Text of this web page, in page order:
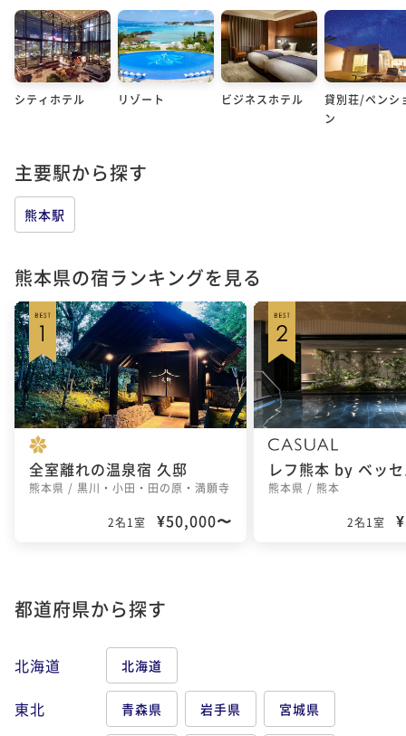
シティホテル リゾート ビジネスホテル
貸別荘/ペンシ
ン
主要駅から探す
熊本駅
熊本県の宿ランキングを見る
全室離れの温泉宿 久邸
熊本県 / 黒川・小田・田の原・満願寺
2名1室 ¥50,000〜
熊本県 / 熊本
2名1室
都道府県から探す
北海道 北海道
東北 青森県 岩手県 宮城県